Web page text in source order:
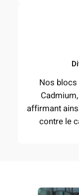
Nos
affirmant
contre le